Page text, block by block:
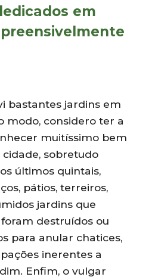
em
bastantes jardins em
modo, considero ter a
muitíssimo bem
sobretudo
últimos quintais,
pátios, terreiros,
jardins que
destruídos ou
para anular chatices,
inerentes a
Enfim, o vulgar